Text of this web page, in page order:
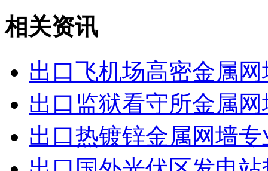
相关资讯
出口飞机场高密金属
出口监狱看守所金属
出口热镀锌金属网墙